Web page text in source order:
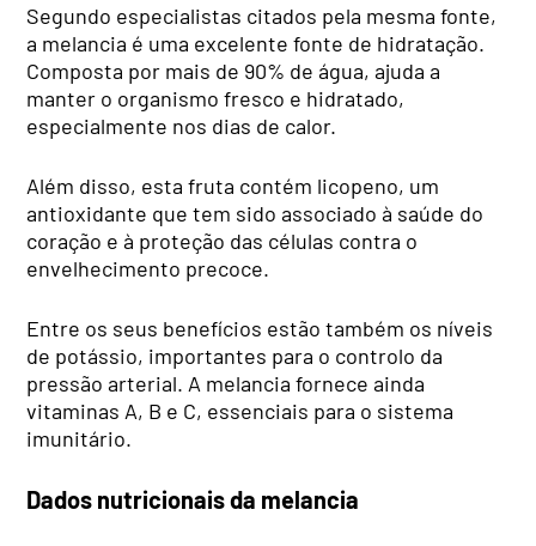
Segundo especialistas citados pela mesma fonte,
a melancia é uma excelente fonte de hidratação.
Composta por mais de 90% de água, ajuda a
manter o organismo fresco e hidratado,
especialmente nos dias de calor.
Além disso, esta fruta contém licopeno, um
antioxidante que tem sido associado à saúde do
coração e à proteção das células contra o
envelhecimento precoce.
Entre os seus benefícios estão também os níveis
de potássio, importantes para o controlo da
pressão arterial. A melancia fornece ainda
vitaminas A, B e C, essenciais para o sistema
imunitário.
Dados nutricionais da melancia